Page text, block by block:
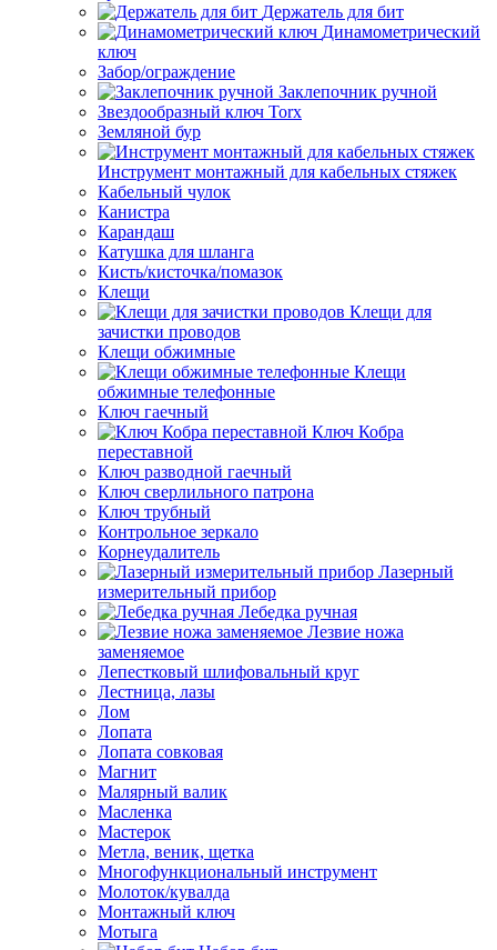
Держатель для бит
Динамометрический
ключ
Забор/ограждение
Заклепочник ручной
Звездообразный ключ Torx
Земляной бур
Инструмент монтажный для кабельных стяжек
Кабельный чулок
Канистра
Карандаш
Катушка для шланга
Кисть/кисточка/помазок
Клещи
Клещи для
зачистки проводов
Клещи обжимные
Клещи
обжимные телефонные
Ключ гаечный
Ключ Кобра
переставной
Ключ разводной гаечный
Ключ сверлильного патрона
Ключ трубный
Контрольное зеркало
Корнеудалитель
Лазерный
измерительный прибор
Лебедка ручная
Лезвие ножа
заменяемое
Лепестковый шлифовальный круг
Лестница, лазы
Лом
Лопата
Лопата совковая
Магнит
Малярный валик
Масленка
Мастерок
Метла, веник, щетка
Многофункциональный инструмент
Молоток/кувалда
Монтажный ключ
Мотыга